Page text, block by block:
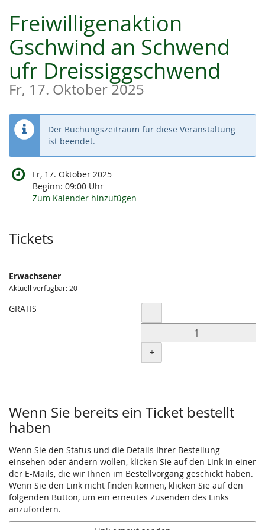
Haupt-
Inhalt
springen
Freiwilligenaktion
Gschwind an Schwend
ufr Dreissiggschwend
Fr, 17. Oktober 2025
Der Buchungszeitraum für diese Veranstaltung
ist beendet.
Fr, 17. Oktober 2025
Beginn: 09:00 Uhr
Zum Kalender hinzufügen
Produkte
Tickets
Erwachsener
Aktuell verfügbar: 20
GRATIS Menge
-
+
Wenn Sie bereits ein Ticket bestellt
haben
Wenn Sie den Status und die Details Ihrer Bestellung
einsehen oder ändern wollen, klicken Sie auf den Link in einer
der E-Mails, die wir Ihnen im Bestellvorgang geschickt haben.
Wenn Sie den Link nicht finden können, klicken Sie auf den
folgenden Button, um ein erneutes Zusenden des Links
anzufordern.